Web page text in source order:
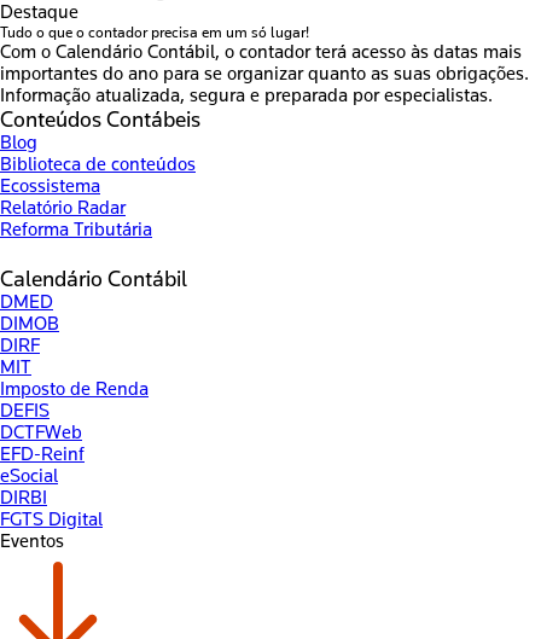
Destaque
Tudo o que o contador precisa em um só lugar!
Com o Calendário Contábil, o contador terá acesso às datas mais
importantes do ano para se organizar quanto as suas obrigações.
Informação atualizada, segura e preparada por especialistas.
Conteúdos Contábeis
Blog
Biblioteca de conteúdos
Ecossistema
Relatório Radar
Reforma Tributária
Calendário Contábil
DMED
DIMOB
DIRF
MIT
Imposto de Renda
DEFIS
DCTFWeb
EFD-Reinf
eSocial
DIRBI
FGTS Digital
Eventos